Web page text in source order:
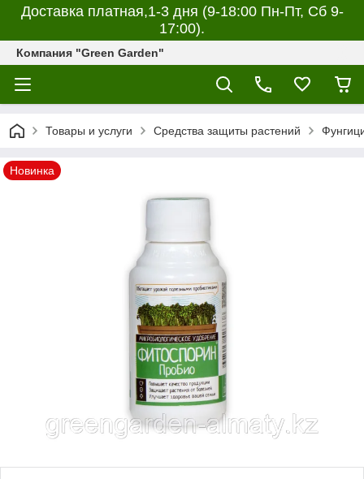
Доставка платная,1-3 дня (9-18:00 Пн-Пт, Сб 9-
17:00).
Компания "Green Garden"
Товары и услуги Средства защиты растений
Новинка